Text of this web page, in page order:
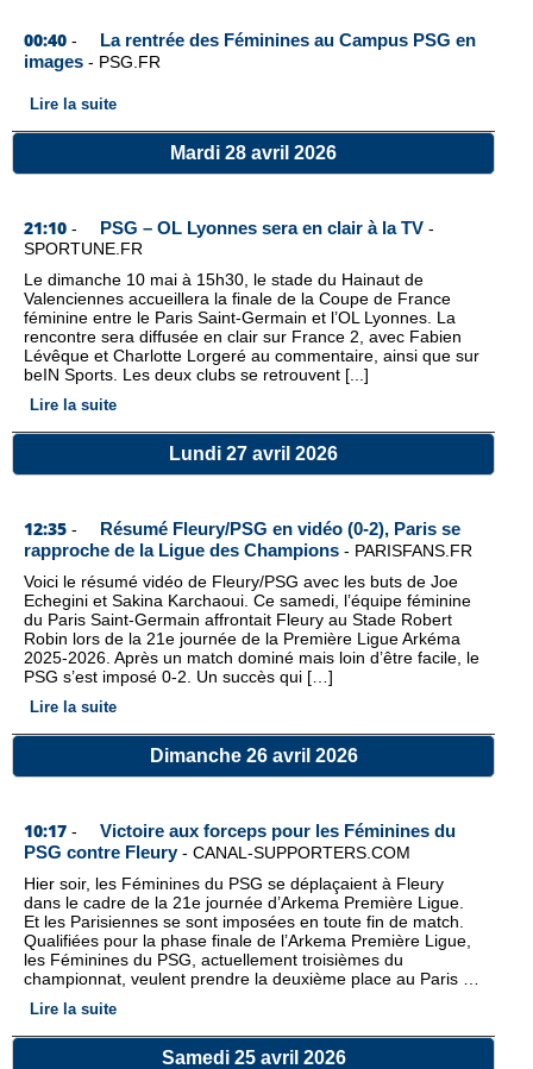
00:40 -
La rentrée des Féminines au Campus PSG en
images - PSG.FR
Lire la suite
Mardi 28 avril 2026
21:10 - PSG – OL Lyonnes sera en clair à la TV -
SPORTUNE.FR
Le dimanche 10 mai à 15h30, le stade du Hainaut de
Valenciennes accueillera la finale de la Coupe de France
féminine entre le Paris Saint-Germain et l’OL Lyonnes. La
rencontre sera diffusée en clair sur France 2, avec Fabien
Lévêque et Charlotte Lorgeré au commentaire, ainsi que sur
beIN Sports. Les deux clubs se retrouvent [...]
Lire la suite
Lundi 27 avril 2026
12:35 -
Résumé Fleury/PSG en vidéo (0-2), Paris se
rapproche de la Ligue des Champions - PARISFANS.FR
Voici le résumé vidéo de Fleury/PSG avec les buts de Joe
Echegini et Sakina Karchaoui. Ce samedi, l’équipe féminine
du Paris Saint-Germain affrontait Fleury au Stade Robert
Robin lors de la 21e journée de la Première Ligue Arkéma
2025-2026. Après un match dominé mais loin d’être facile, le
PSG s’est imposé 0-2. Un succès qui […]
Lire la suite
Dimanche 26 avril 2026
10:17 -
Victoire aux forceps pour les Féminines du
PSG contre Fleury- CANAL-SUPPORTERS.COM
Hier soir, les Féminines du PSG se déplaçaient à Fleury
dans le cadre de la 21e journée d’Arkema Première Ligue.
Et les Parisiennes se sont imposées en toute fin de match.
Qualifiées pour la phase finale de l’Arkema Première Ligue,
les Féminines du PSG, actuellement troisièmes du
championnat, veulent prendre la deuxième place au Paris …
Lire la suite
Samedi 25 avril 2026